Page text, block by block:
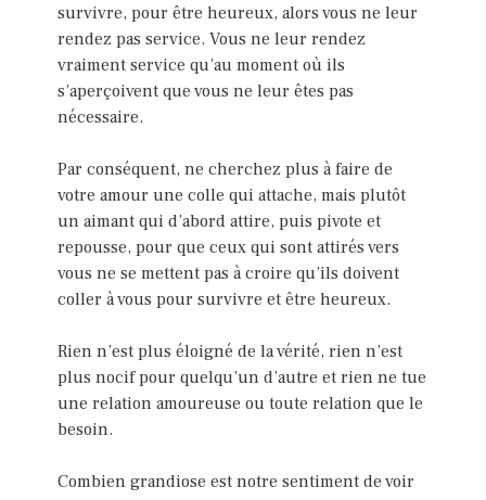
survivre, pour être heureux, alors vous ne leur
rendez pas service. Vous ne leur rendez
vraiment service qu’au moment où ils
s’aperçoivent que vous ne leur êtes pas
nécessaire.
Par conséquent, ne cherchez plus à faire de
votre amour une colle qui attache, mais plutôt
un aimant qui d’abord attire, puis pivote et
repousse, pour que ceux qui sont attirés vers
vous ne se mettent pas à croire qu’ils doivent
coller à vous pour survivre et être heureux.
Rien n’est plus éloigné de la vérité, rien n’est
plus nocif pour quelqu’un d’autre et rien ne tue
une relation amoureuse ou toute relation que le
besoin.
Combien grandiose est notre sentiment de voir